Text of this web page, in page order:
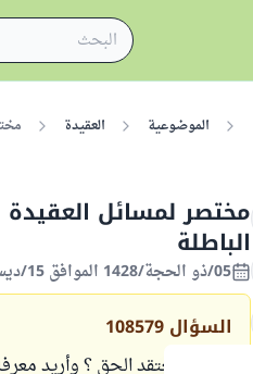
الموضوعية العقيدة
مختصر لمسائل
الباطلة
05/ذو الحجة/1428 الموافق 15/ديسمبر/2007
السؤال 108579
ما هو المعتقد الحق ؟ وأريد